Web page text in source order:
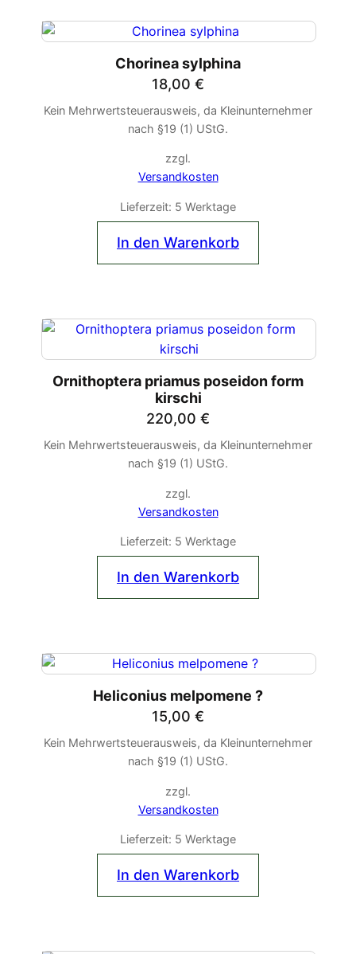
Chorinea sylphina
18,00 €
Kein Mehrwertsteuerausweis, da Kleinunternehmer
nach §19 (1) UStG.
zzgl.
Versandkosten
Lieferzeit: 5 Werktage
In den Warenkorb
Ornithoptera priamus poseidon form
kirschi
220,00 €
Kein Mehrwertsteuerausweis, da Kleinunternehmer
nach §19 (1) UStG.
zzgl.
Versandkosten
Lieferzeit: 5 Werktage
In den Warenkorb
Heliconius melpomene ?
15,00 €
Kein Mehrwertsteuerausweis, da Kleinunternehmer
nach §19 (1) UStG.
zzgl.
Versandkosten
Lieferzeit: 5 Werktage
In den Warenkorb